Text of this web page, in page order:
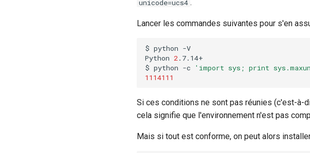
unicode=ucs4 .
Lancer les commandes suivantes pour s'en
$ python -V
Python 2 .7.14+
$ python -c
'import sys; print
1114111
Si ces conditions ne sont pas réunies (c'est-à-
cela signifie que l'environnement n'est pas
Mais si tout est conforme, on peut alors